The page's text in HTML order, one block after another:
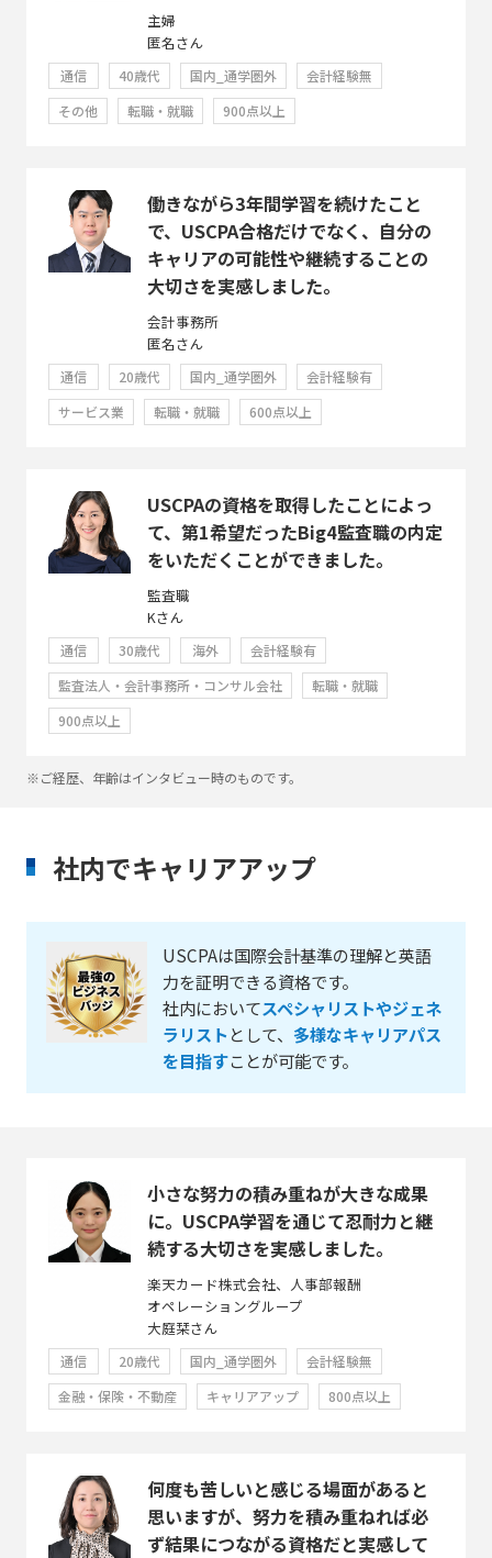
主婦
匿名さん
通信 40歳代 国内_通学圏外
会計経験無
その他
転職・就職 900点以上
働きながら3年間学習を続けたこと
で、USCPA合格だけでなく、自分の
キャリアの可能性や継続することの
大切さを実感しました。
会計事務所
匿名さん
通信 20歳代 国内_通学圏外
会計経験有
サービス業
転職・就職 600点以上
USCPAの資格を取得したことによっ
て、第1希望だったBig4監査職の内定
をいただくことができました。
監査職
Kさん
通信 30歳代 海外
会計経験有
監査法人・会計事務所・コンサル会社
転職・就職
900点以上
※ご経歴、年齢はインタビュー時のものです。
社内でキャリアアップ
USCPAは国際会計基準の理解と英語
力を証明できる資格です。
社内においてスペシャリストやジェネ
ラリストとして、 多様なキャリアパス
を目指すことが可能です。
小さな努力の積み重ねが大きな成果
に。USCPA学習を通じて忍耐力と継
続する大切さを実感しました。
楽天カード株式会社、人事部報酬
オペレーショングループ
大庭栞さん
通信 20歳代 国内_通学圏外
会計経験無
金融・保険・不動産
キャリアアップ 800点以上
何度も苦しいと感じる場面があると
思いますが、努力を積み重ねれば必
ず結果につながる資格だと実感して